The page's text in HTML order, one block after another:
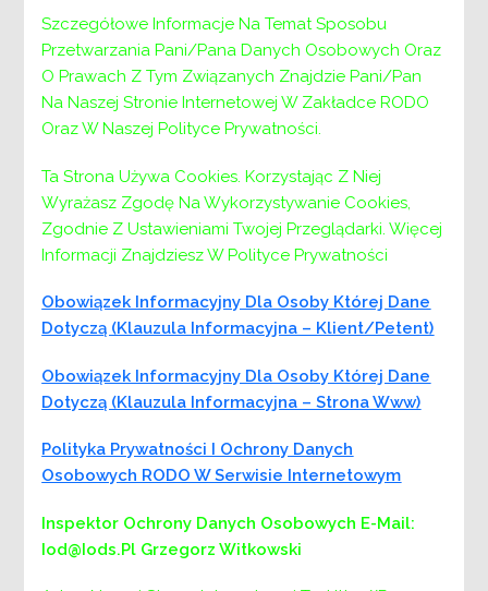
Szczegółowe Informacje Na Temat Sposobu
Przetwarzania Pani/Pana Danych Osobowych Oraz
O Prawach Z Tym Związanych Znajdzie Pani/Pan
Na Naszej Stronie Internetowej W Zakładce RODO
Oraz W Naszej Polityce Prywatności.
Ta Strona Używa Cookies. Korzystając Z Niej
Wyrażasz Zgodę Na Wykorzystywanie Cookies,
Zgodnie Z Ustawieniami Twojej Przeglądarki. Więcej
Informacji Znajdziesz W Polityce Prywatności
Obowiązek Informacyjny Dla Osoby Której Dane
Dotyczą (klauzula Informacyjna – Klient/petent)
Obowiązek Informacyjny Dla Osoby Której Dane
Dotyczą (klauzula Informacyjna – Strona Www)
Polityka Prywatności I Ochrony Danych
Osobowych RODO W Serwisie Internetowym
Inspektor Ochrony Danych Osobowych E-Mail:
Iod@iods.pl Grzegorz Witkowski